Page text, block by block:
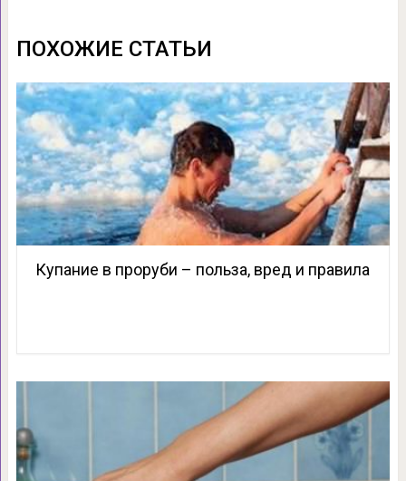
ПОХОЖИЕ СТАТЬИ
Купание в проруби – польза, вред и правила